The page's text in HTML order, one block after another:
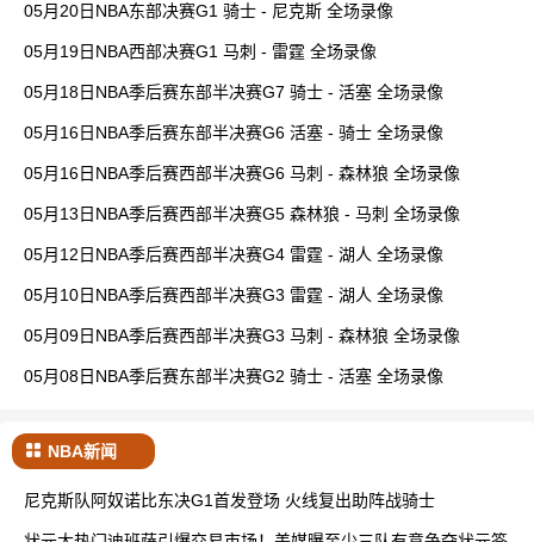
05月20日NBA东部决赛G1 骑士 - 尼克斯 全场录像
05月19日NBA西部决赛G1 马刺 - 雷霆 全场录像
05月18日NBA季后赛东部半决赛G7 骑士 - 活塞 全场录像
05月16日NBA季后赛东部半决赛G6 活塞 - 骑士 全场录像
05月16日NBA季后赛西部半决赛G6 马刺 - 森林狼 全场录像
05月13日NBA季后赛西部半决赛G5 森林狼 - 马刺 全场录像
05月12日NBA季后赛西部半决赛G4 雷霆 - 湖人 全场录像
05月10日NBA季后赛西部半决赛G3 雷霆 - 湖人 全场录像
05月09日NBA季后赛西部半决赛G3 马刺 - 森林狼 全场录像
05月08日NBA季后赛东部半决赛G2 骑士 - 活塞 全场录像
NBA新闻
尼克斯队阿奴诺比东决G1首发登场 火线复出助阵战骑士